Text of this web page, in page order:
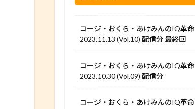
コージ・おくら・あけみんのIQ革命
2023.11.13 (Vol.10) 配信分 最終回
コージ・おくら・あけみんのIQ革命
2023.10.30 (Vol.09) 配信分
コージ・おくら・あけみんのIQ革命